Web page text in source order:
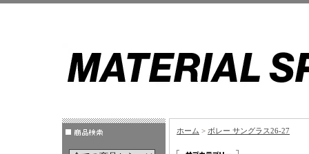
ホーム > ボレー サングラス26-27